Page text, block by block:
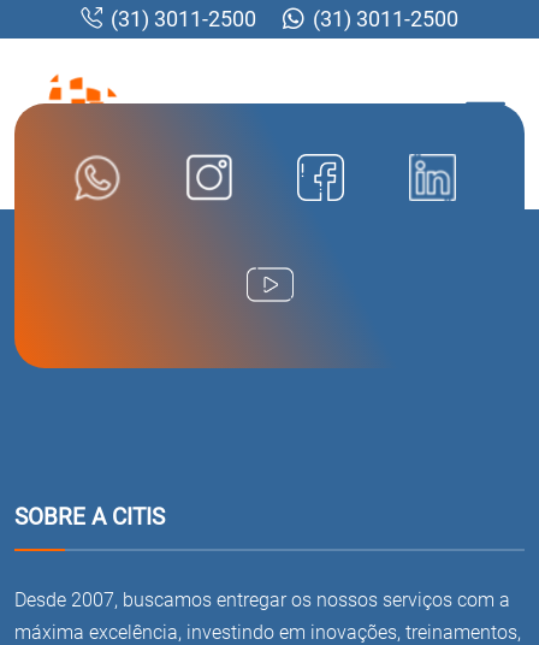
(31) 3011-2500 (31) 3011-2500
SOBRE A CITIS
Desde 2007, buscamos entregar os nossos serviços com a
máxima excelência, investindo em inovações, treinamentos,